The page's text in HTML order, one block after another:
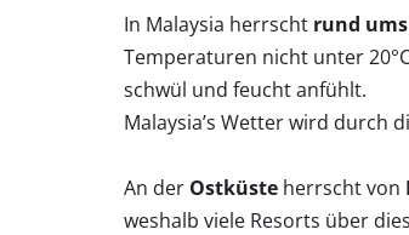
In Malaysia herrscht rund
Temperaturen nicht unter
schwül und feucht anfühlt.
Malaysia’s Wetter wird durch
An der Ostküste herrscht von
weshalb viele Resorts über